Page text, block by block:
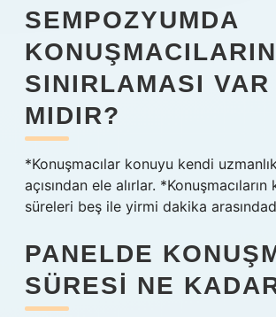
SEMPOZYUMDA
SINIRLAMASI VAR
MIDIR?
*Konuşmacılar konuyu kendi
açısından ele alırlar. *Konuşmacıların
süreleri beş ile yirmi dakika
PANELDE
SÜRESI NE